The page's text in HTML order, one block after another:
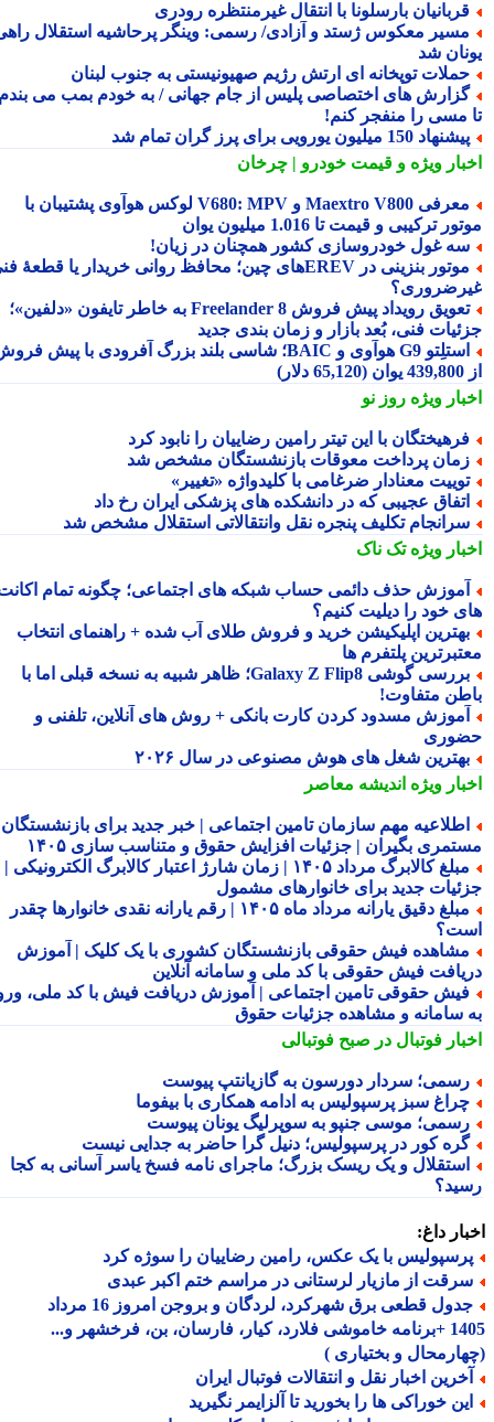
بارسلونا با انتقال غیرمنتظره رودری
معکوس ژستد و آزادی/ رسمی: وینگر پرحاشیه استقلال راهی
شد
توپخانه ای ارتش رژیم صهیونیستی به جنوب لبنان
های اختصاصی پلیس از جام جهانی / به خودم بمب می بندم
مسی را منفجر کنم!
150 میلیون یورویی برای پرز گران تمام شد
ویژهو قیمت خودرو | چرخان
معرفی Maextro V800 و V680: MPV لوکس هوآوی پشتیبان با
ترکیبی و قیمت تا 1.016 میلیون یوان
غول خودروسازی کشور همچنان در زیان!
موتور بنزینی در EREVهای چین؛ محافظ روانی خریدار یا قطعهٔ فنی
تعویق رویداد پیش فروش Freelander 8 به خاطر تایفون «دلفین»؛
فنی، بُعد بازار و زمان بندی جدید
استلِتو G9 هوآوی و BAIC؛ شاسی بلند بزرگ آفرودی با پیش فروش
ویژهروز نو
با این تیتر رامین رضاییان را نابود کرد
پرداخت معوقات بازنشستگان مشخص شد
معنادار ضرغامی با کلیدواژه «تغییر»
عجیبی که در دانشکده های پزشکی ایران رخ داد
تکلیف پنجره نقل وانتقالاتی استقلال مشخص شد
ویژهتک ناک
حذف دائمی حساب شبکه های اجتماعی؛ چگونه تمام اکانت
خود را دیلیت کنیم؟
اپلیکیشن خرید و فروش طلای آب شده + راهنمای انتخاب
پلتفرم ها
بررسی گوشی Galaxy Z Flip8؛ ظاهر شبیه به نسخه قبلی اما با
متفاوت!
مسدود کردن کارت بانکی + روش های آنلاین، تلفنی و
شغل های هوش مصنوعی در سال ۲۰۲۶
ویژهاندیشه معاصر
مهم سازمان تامین اجتماعی | خبر جدید برای بازنشستگان و
بگیران | جزئیات افزایش حقوق و متناسب سازی ۱۴۰۵
مبلغ کالابرگ مرداد ۱۴۰۵ | زمان شارژ اعتبار کالابرگ الکترونیکی |
جدید برای خانوارهای مشمول
مبلغ دقیق یارانه مرداد ماه ۱۴۰۵ | رقم یارانه نقدی خانوارها چقدر
فیش حقوقی بازنشستگان کشوری با یک کلیک | آموزش
فیش حقوقی با کد ملی و سامانه آنلاین
حقوقی تامین اجتماعی | آموزش دریافت فیش با کد ملی، ورود
سامانه و مشاهده جزئیات حقوق
فوتبال در صبح فوتبالی
سردار دورسون به گازیانتپ پیوست
سبز پرسپولیس به ادامه همکاری با بیفوما
موسی جنپو به سوپرلیگ یونان پیوست
کور در پرسپولیس؛ دنیل گرا حاضر به جدایی نیست
و یک ریسک بزرگ؛ ماجرای نامه فسخ یاسر آسانی به کجا
داغ:
با یک عکس، رامین رضاییان را سوژه کرد
از مازیار لرستانی در مراسم ختم اکبر عبدی
جدول قطعی برق شهرکرد، لردگان و بروجن امروز 16 مرداد
1405 +برنامه خاموشی فلارد، کیار، فارسان، بن، فرخشهر و...
و بختیاری )
اخبار نقل و انتقالات فوتبال ایران
خوراکی ها را بخورید تا آلزایمر نگیرید